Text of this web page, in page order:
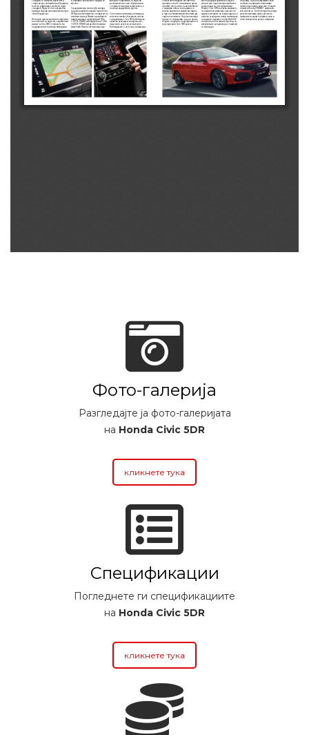
Фото-галерија
Разгледајте ја фото-галеријата
на Honda Civic 5DR
кликнете тука
Спецификации
Погледнете ги спецификациите
на Honda Civic 5DR
кликнете тука